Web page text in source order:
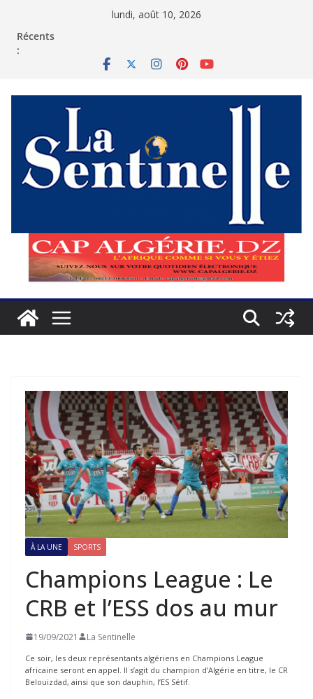
lundi, août 10, 2026
Récents
:
À LA UNE SPORTS
Champions League : Le
CRB et l’ESS dos au mur
19/09/2021 La Sentinelle
Ce soir, les deux représentants algériens en Champions League
africaine seront en appel. Il s’agit du champion d’Algérie en titre, le CR
Belouizdad, ainsi que son dauphin, l’ES Sétif.